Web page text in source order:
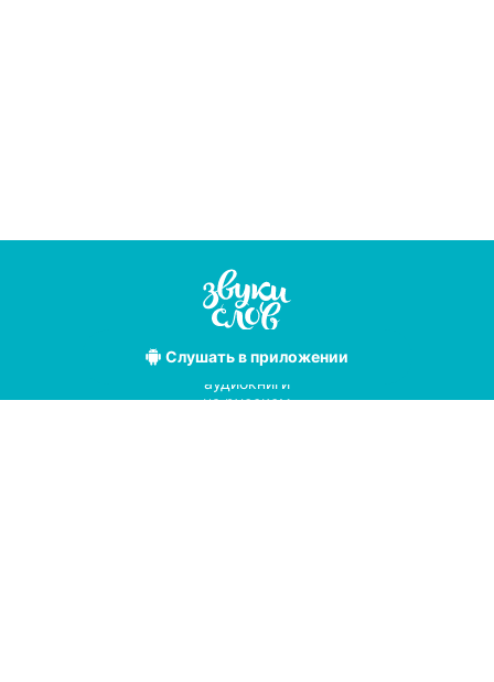
Слушатьв приложении
Лучшие
аудиокниги
на русском